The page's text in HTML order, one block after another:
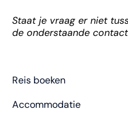
Staat je vraag er niet
de onderstaande
Reis boeken
Accommodatie